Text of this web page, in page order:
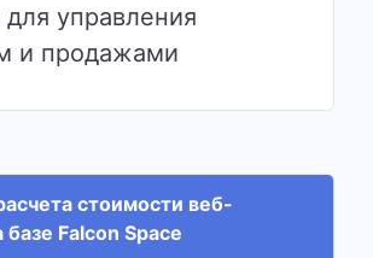
управления
и продажами
стоимости веб-
базе Falcon Space